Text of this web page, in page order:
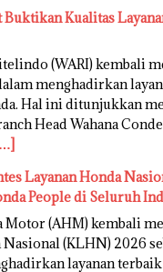
Buktikan Kualitas
(WARI) kembali
menghadirkan
Hal ini ditunjukkan
Head Wahana
[…]
Layanan Honda
People di Seluruh
Motor (AHM) kembali
Nasional (KLHN) 2026
layanan terbaik